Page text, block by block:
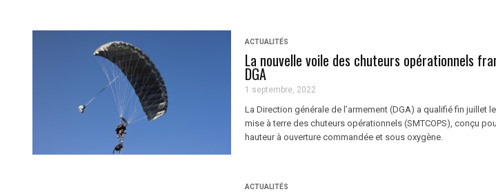
ACTUALITÉS
La nouvelle voile des chuteurs opérationnels
DGA
1 septembre, 2022
La Direction générale de l’armement (DGA) a qualifié fin juillet
mise à terre des chuteurs opérationnels (SMTCOPS), conçu
hauteur à ouverture commandée et sous oxygène.
ACTUALITÉS